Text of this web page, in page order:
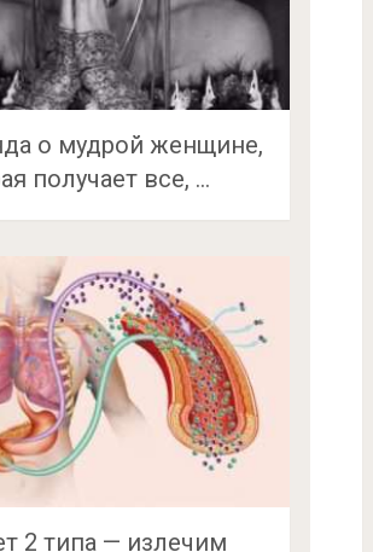
о мудрой женщине,
получает все, …
2 типа — излечим